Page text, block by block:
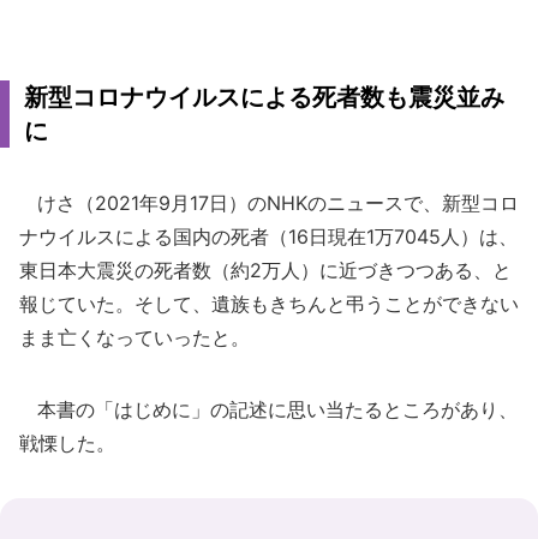
新型コロナウイルスによる死者数も震災並み
に
けさ（2021年9月17日）のNHKのニュースで、新型コロ
ナウイルスによる国内の死者（16日現在1万7045人）は、
東日本大震災の死者数（約2万人）に近づきつつある、と
報じていた。そして、遺族もきちんと弔うことができない
まま亡くなっていったと。
本書の「はじめに」の記述に思い当たるところがあり、
戦慄した。